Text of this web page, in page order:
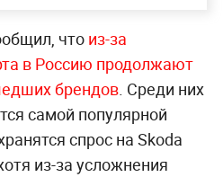
что из-за
в Россию продолжают
брендов. Среди них
самой популярной
спрос на Skoda
из-за усложнения